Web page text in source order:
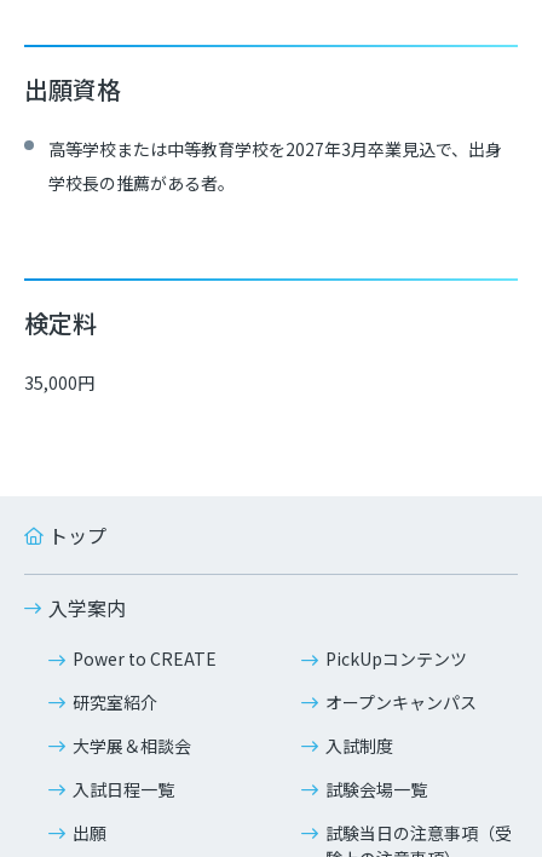
出願資格
高等学校または中等教育学校を2027年3月卒業見込で、出身
学校長の推薦がある者。
検定料
35,000円
トップ
入学案内
Power to CREATE
PickUpコンテンツ
研究室紹介
オープンキャンパス
大学展＆相談会
入試制度
入試日程一覧
試験会場一覧
出願
試験当日の注意事項（受